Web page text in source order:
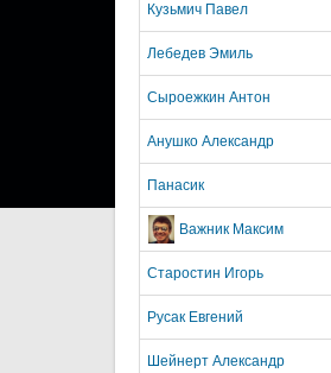
Кузьмич Павел
Лебедев Эмиль
Сыроежкин Антон
Анушко Александр
Панасик
Важник Максим
Старостин Игорь
Русак Евгений
Шейнерт Александр